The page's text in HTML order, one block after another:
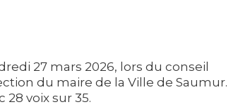
27 mars 2026, lors du conseil
du maire de la Ville de Saumur.
28 voix sur 35.